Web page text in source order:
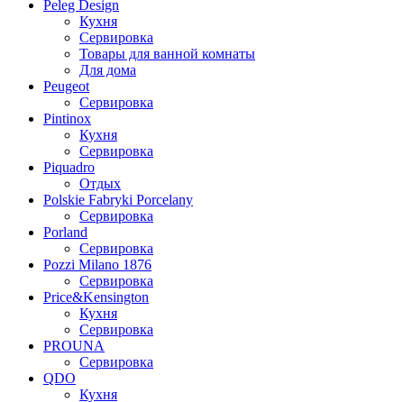
Peleg Design
Кухня
Сервировка
Товары для ванной комнаты
Для дома
Peugeot
Сервировка
Pintinox
Кухня
Сервировка
Piquadro
Отдых
Polskie Fabryki Porcelany
Сервировка
Porland
Сервировка
Pozzi Milano 1876
Сервировка
Price&Kensington
Кухня
Сервировка
PROUNA
Сервировка
QDO
Кухня